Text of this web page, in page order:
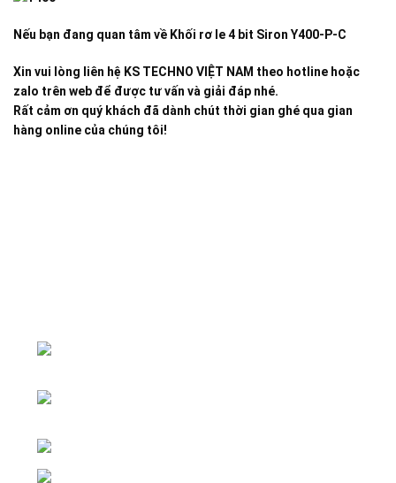
Nếu bạn đang quan tâm về Khối rơ le 4 bit Siron Y400-P-C
Xin vui lòng liên hệ KS TECHNO VIỆT NAM theo hotline hoặc
zalo trên web để được tư vấn và giải đáp nhé.
Rất cảm ơn quý khách đã dành chút thời gian ghé qua gian
hàng online của chúng tôi!